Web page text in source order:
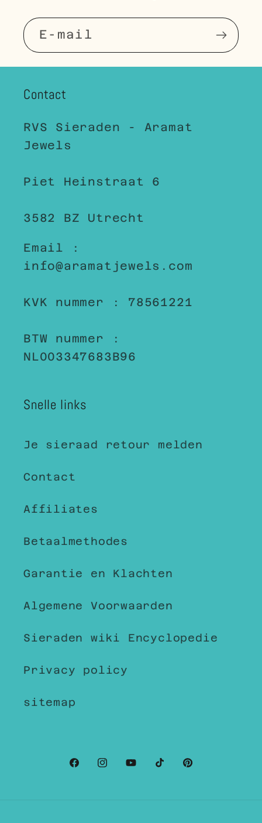
E‑mail
Contact
RVS Sieraden - Aramat
Jewels
Piet Heinstraat 6
3582 BZ Utrecht
Email :
info@aramatjewels.com
KVK nummer : 78561221
BTW nummer :
NL003347683B96
Snelle links
Je sieraad retour melden
Contact
Affiliates
Betaalmethodes
Garantie en Klachten
Algemene Voorwaarden
Sieraden wiki Encyclopedie
Privacy policy
sitemap
Facebook
Instagram
YouTubeTikTokPinterest